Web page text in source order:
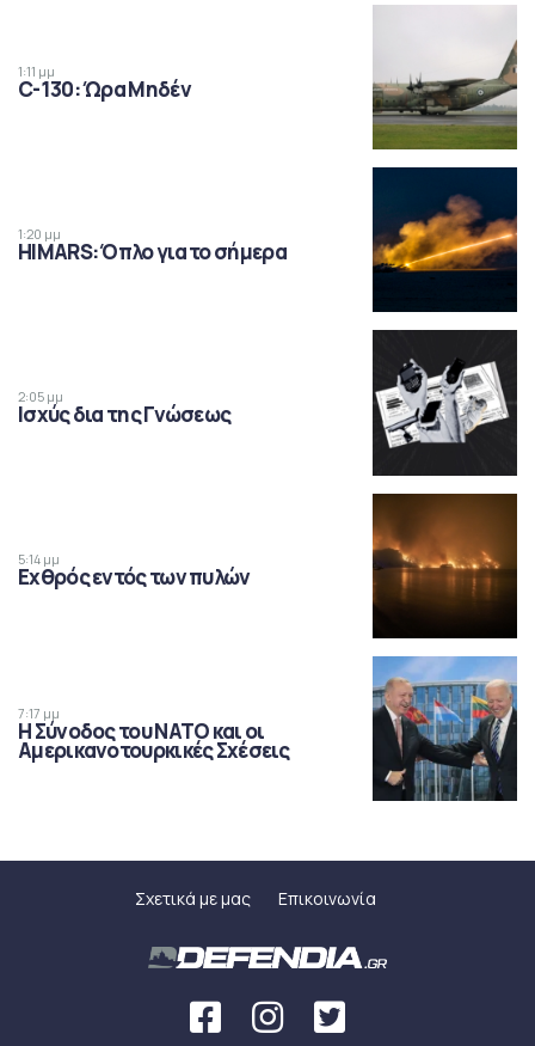
1:11 μμ
C-130: Ώρα Μηδέν
1:20 μμ
HIMARS: Όπλο για το σήμερα
2:05 μμ
Ισχύς δια της Γνώσεως
5:14 μμ
Εχθρός εντός των πυλών
7:17 μμ
Η Σύνοδος του ΝΑΤΟ και οι
Αμερικανοτουρκικές Σχέσεις
Σχετικά με μας Επικοινωνία